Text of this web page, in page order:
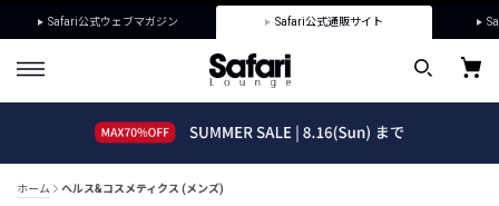
Safari公式ウェブマガジン Safari公式通販サイト
ホーム ヘルス&コスメティクス (メンズ)